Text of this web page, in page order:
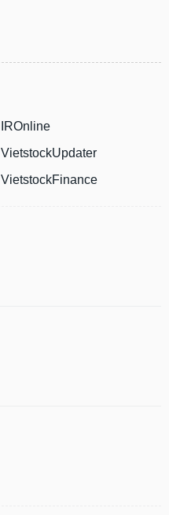
IROnline
VietstockUpdater
VietstockFinance